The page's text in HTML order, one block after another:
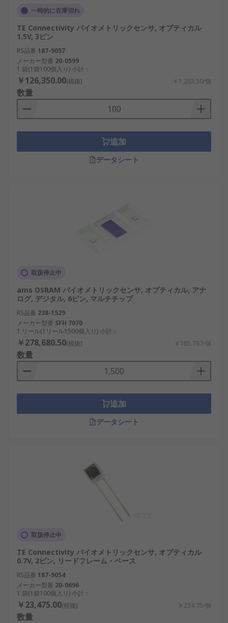
一時的に在庫切れ
TE Connectivity バイオメトリックセンサ, オプティカル
1.5V, 3ピン
RS品番 187-9057
メーカー型番 20-0599
1 袋(1袋100個入り) 小計：
￥126,350.00(税抜) ￥1,263.50/個
数量
追加
データシート
取扱停止中
ams OSRAM バイオメトリックセンサ, オプティカル, アナ
ログ, デジタル, 6ピン, マルチチップ
RS品番 238-1529
メーカー型番 SFH 7070
1 リール(1リール1500個入り) 小計：
￥278,680.50(税抜) ￥185.787/個
数量
追加
データシート
取扱停止中
TE Connectivity バイオメトリックセンサ, オプティカル
0.7V, 2ピン, リードフレーム・ベース
RS品番 187-9054
メーカー型番 20-0696
1 袋(1袋100個入り) 小計：
￥23,475.00(税抜) ￥234.75/個
数量